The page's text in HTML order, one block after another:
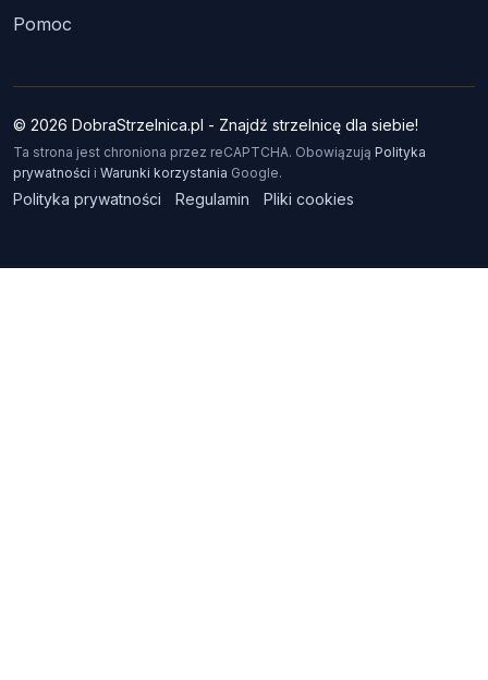
Pomoc
© 2026 DobraStrzelnica.pl - Znajdź strzelnicę dla siebie!
Ta strona jest chroniona przez reCAPTCHA. Obowiązują Polityka
prywatności i Warunki korzystania Google.
Polityka prywatności Regulamin Pliki cookies